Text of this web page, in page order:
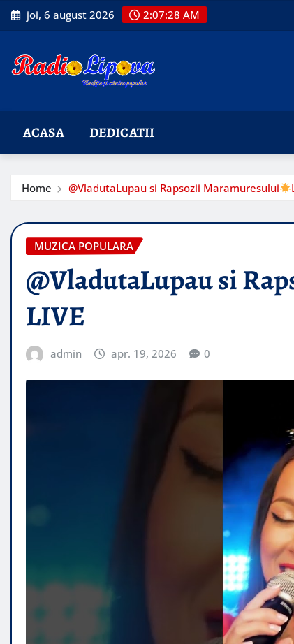
Skip
to
joi, 6 august 2026 2:07:30 AM
ACASA DEDICATII
Home @VladutaLupau si Rapsozii Maramuresului
MUZICA POPULARA
@VladutaLupau si
LIVE
admin apr. 19, 2026 0